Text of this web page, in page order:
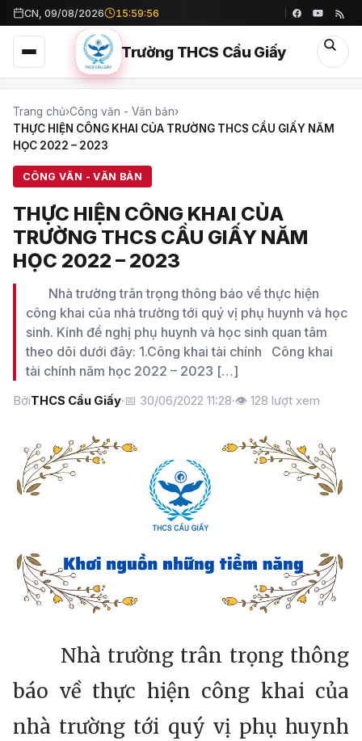
CN, 09/08/2026 15:59:57
Trường THCS Cầu Giấy
Trang chủ›Công văn - Văn bản›
THỰC HIỆN CÔNG KHAI CỦA TRƯỜNG THCS CẦU GIẤY NĂM
HỌC 2022 – 2023
CÔNG VĂN - VĂN BẢN
THỰC HIỆN CÔNG KHAI CỦA
TRƯỜNG THCS CẦU GIẤY NĂM
HỌC 2022 – 2023
Nhà trường trân trọng thông báo về thực hiện
công khai của nhà trường tới quý vị phụ huynh và học
sinh. Kính đề nghị phụ huynh và học sinh quan tâm
theo dõi dưới đây: 1.Công khai tài chính Công khai
tài chính năm học 2022 – 2023 […]
BởiTHCS Cầu Giấy·📅 30/06/2022 11:28·👁 128 lượt xem
Nhà trường trân trọng thông
báo về thực hiện công khai của
nhà trường tới quý vị phụ huynh